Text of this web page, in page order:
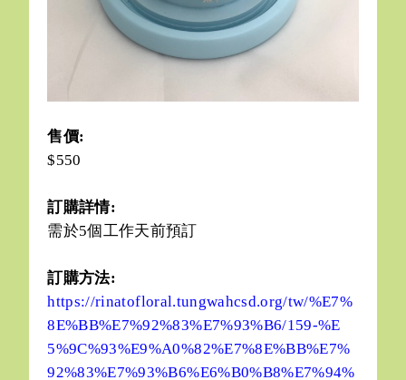
售價:
$550
訂購詳情:
需於5個工作天前預訂
訂購方法:
https://rinatofloral.tungwahcsd.org/tw/%E7%
8E%BB%E7%92%83%E7%93%B6/159-%E
5%9C%93%E9%A0%82%E7%8E%BB%E7%
92%83%E7%93%B6%E6%B0%B8%E7%94%